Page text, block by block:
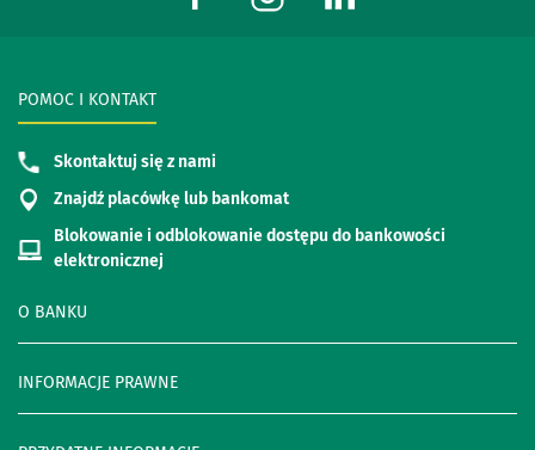
O BANKU
INFORMACJE PRAWNE
POMOC I KONTAKT
Skontaktuj się z nami
Znajdź placówkę lub bankomat
Blokowanie i odblokowanie dostępu do bankowości
elektronicznej